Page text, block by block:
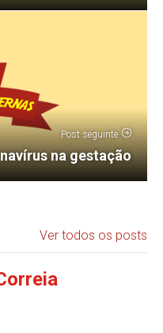
Post seguinte
na gestação
Ver todos os posts